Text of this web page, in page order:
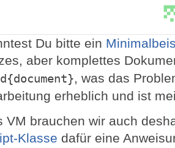
Du bitte ein
aber komplettes
, was das
erheblich und ist
VM brauchen wir auch
Klasse dafür eine